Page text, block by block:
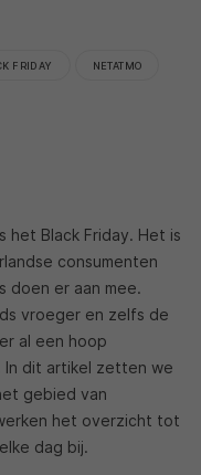
FRIDAY NETATMO
het Black Friday. Het is
consumenten
doen er aan mee.
vroeger en zelfs de
al een hoop
In dit artikel zetten we
gebied van
het overzicht tot
dag bij.